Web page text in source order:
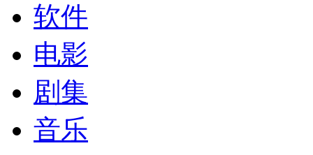
软件
电影
剧集
音乐